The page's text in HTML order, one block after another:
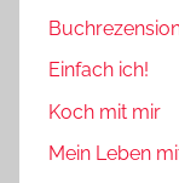
Einfach ich!
Koch mit mir
Mein Leben